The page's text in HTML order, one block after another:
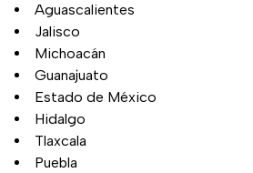
Aguascalientes
Jalisco
Michoacán
Guanajuato
Estado de México
Hidalgo
Tlaxcala
Puebla